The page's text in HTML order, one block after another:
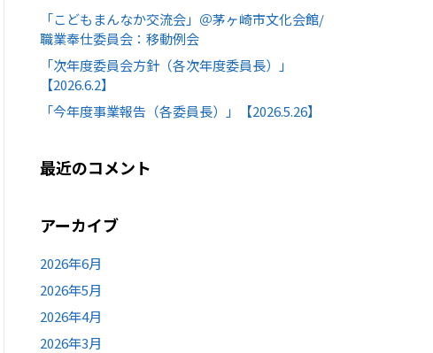
「こどもまんなか交流会」＠茅ヶ崎市文化会館/
職業奉仕委員会：移動例会
「次年度委員会方針（各次年度委員長）」
【2026.6.2】
「今年度事業報告（各委員長）」【2026.5.26】
最近のコメント
アーカイブ
2026年6月
2026年5月
2026年4月
2026年3月